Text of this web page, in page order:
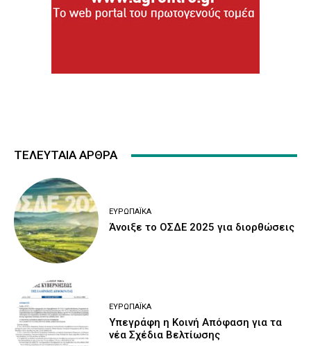
ΤΕΛΕΥΤΑΙΑ ΑΡΘΡΑ
ΕΥΡΩΠΑΪΚΆ
Άνοιξε το ΟΣΔΕ 2025 για διορθώσεις
ΕΥΡΩΠΑΪΚΆ
Υπεγράφη η Κοινή Απόφαση για τα
νέα Σχέδια Βελτίωσης